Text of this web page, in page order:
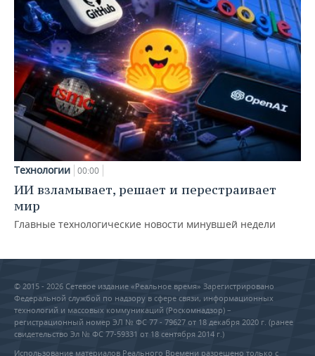
Технологии 00:00
ИИ взламывает, решает и перестраивает
мир
Главные технологические новости минувшей недели
© 2015 - 2026 Сетевое издание «Реальное время» Зарегистрировано
Федеральной службой по надзору в сфере связи, информационных
технологий и массовых коммуникаций (Роскомнадзор) –
регистрационный номер ЭЛ № ФС 77 - 79627 от 18 декабря 2020 г. (ранее
свидетельство Эл № ФС 77-59331 от 18 сентября 2014 г.)
Использование материалов Реального Времени разрешено только с